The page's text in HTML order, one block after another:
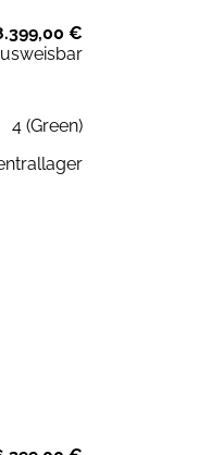
€
4 (Green)